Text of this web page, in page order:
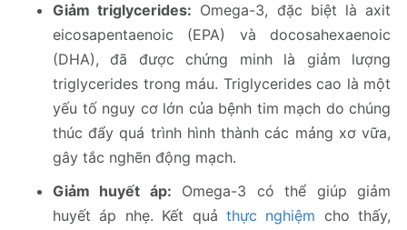
Giảm triglycerides: Omega-3, đặc biệt là axit
eicosapentaenoic (EPA) và docosahexaenoic
(DHA), đã được chứng minh là giảm lượng
triglycerides trong máu. Triglycerides cao là một
yếu tố nguy cơ lớn của bệnh tim mạch do chúng
thúc đẩy quá trình hình thành các mảng xơ vữa,
gây tắc nghẽn động mạch.
Giảm huyết áp: Omega-3 có thể giúp giảm
huyết áp nhẹ. Kết quả thực nghiệm cho thấy,